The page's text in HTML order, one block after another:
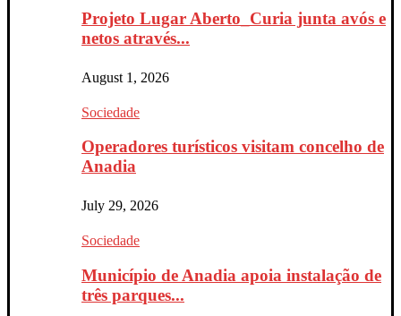
Projeto Lugar Aberto_Curia junta avós e
netos através...
August 1, 2026
Sociedade
Operadores turísticos visitam concelho de
Anadia
July 29, 2026
Sociedade
Município de Anadia apoia instalação de
três parques...